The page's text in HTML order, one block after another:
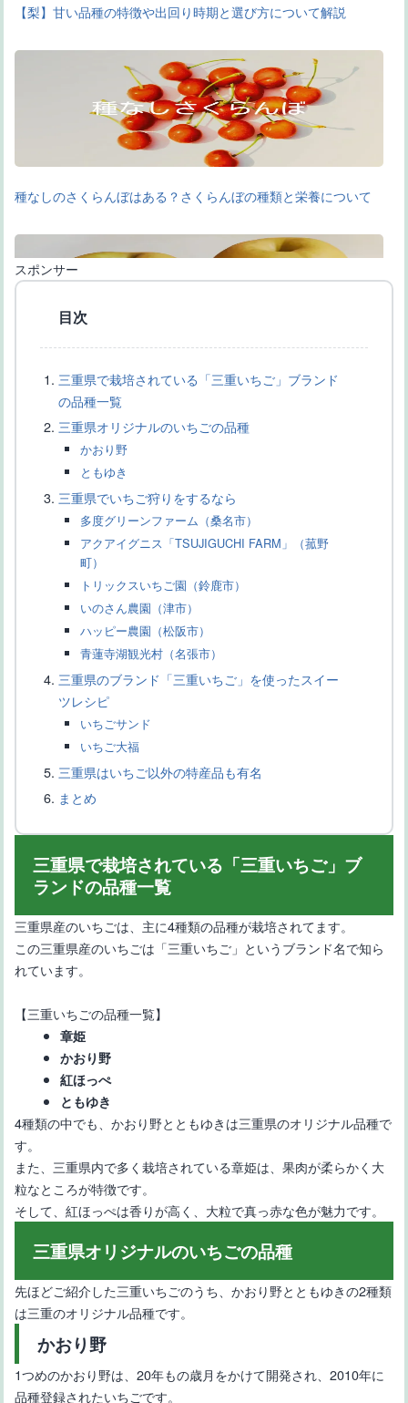
【梨】甘い品種の特徴や出回り時期と選び方について解説
種なしのさくらんぼはある？さくらんぼの種類と栄養について
【大きい梨の品種一覧】ギネス級の世界一大きい梨の品種もご紹
【種無し柿の主な品種一覧】産地や品種の特徴、富有柿の違いな
鉢植えで家庭菜園が楽しめるイチジクの品種-選び方や育て方
【静岡県で栽培されているみかんの品種】オリジナル品種・新品
【いちご栽培初心者向け】育てやすい品種と育てるときのポイン
ト
【長崎県のいちごの品種5選】特徴や名前の由来
スポンサー
目次
三重県で栽培されている「三重いちご」ブランド
の品種一覧
三重県オリジナルのいちごの品種
かおり野
ともゆき
三重県でいちご狩りをするなら
多度グリーンファーム（桑名市）
アクアイグニス「TSUJIGUCHI FARM」（菰野
町）
トリックスいちご園（鈴鹿市）
いのさん農園（津市）
ハッピー農園（松阪市）
青蓮寺湖観光村（名張市）
三重県のブランド「三重いちご」を使ったスイー
ツレシピ
いちごサンド
いちご大福
三重県はいちご以外の特産品も有名
まとめ
三重県で栽培されている「三重いちご」ブ
ランドの品種一覧
三重県産のいちごは、主に4種類の品種が栽培されてます。
この三重県産のいちごは「三重いちご」というブランド名で知ら
れています。
【三重いちごの品種一覧】
章姫
かおり野
紅ほっぺ
ともゆき
4種類の中でも、かおり野とともゆきは三重県のオリジナル品種で
す。
また、三重県内で多く栽培されている章姫は、果肉が柔らかく大
粒なところが特徴です。
そして、紅ほっぺは香りが高く、大粒で真っ赤な色が魅力です。
三重県オリジナルのいちごの品種
先ほどご紹介した三重いちごのうち、かおり野とともゆきの2種類
は三重のオリジナル品種です。
かおり野
1つめのかおり野は、20年もの歳月をかけて開発され、2010年に
品種登録されたいちごです。